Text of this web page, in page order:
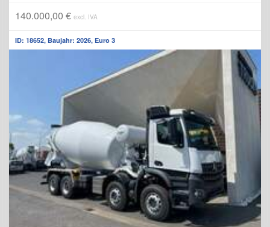
140.000,00 € excl. IVA
ID: 18652, Baujahr: 2026, Euro 3